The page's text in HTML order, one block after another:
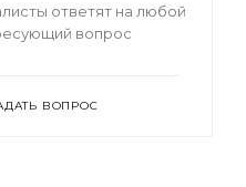
ответят на любой
вопрос
ВОПРОС